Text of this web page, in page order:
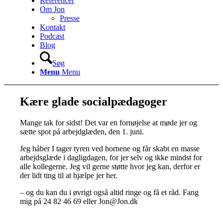
Om Jon
Presse
Kontakt
Podcast
Blog
Søg
Menu Menu
Kære glade socialpædagoger
Mange tak for sidst! Det var en fornøjelse at møde jer og
sætte spot på arbejdglæden, den 1. juni.
Jeg håber I tager tyren ved hornene og får skabt en masse
arbejdsglæde i dagligdagen, for jer selv og ikke mindst for
alle kollegerne. Jeg vil gerne støtte hvor jeg kan, derfor er
der lidt ting til at hjælpe jer her.
– og du kan du i øvrigt også altid ringe og få et råd. Fang
mig på 24 82 46 69 eller Jon@Jon.dk